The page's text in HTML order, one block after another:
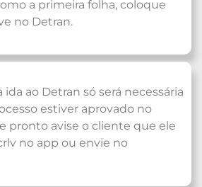
a primeira folha, coloque
no Detran.
ao Detran só será necessária
estiver aprovado no
pronto avise o cliente que ele
no app ou envie no